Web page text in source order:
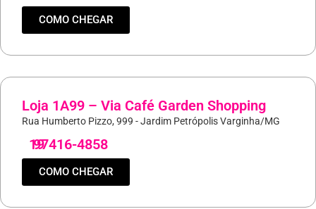
COMO CHEGAR
Loja 1A99 – Via Café Garden Shopping
Rua Humberto Pizzo, 999 - Jardim Petrópolis Varginha/MG
19
97416-4858
COMO CHEGAR